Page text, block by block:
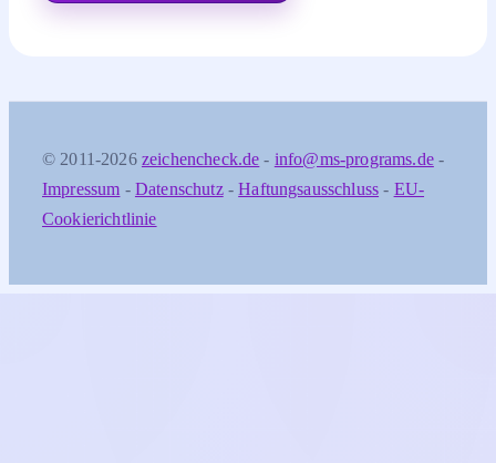
© 2011-2026 zeichencheck.de - info@ms-programs.de-
Impressum - Datenschutz-Haftungsausschluss - EU-
Cookierichtlinie